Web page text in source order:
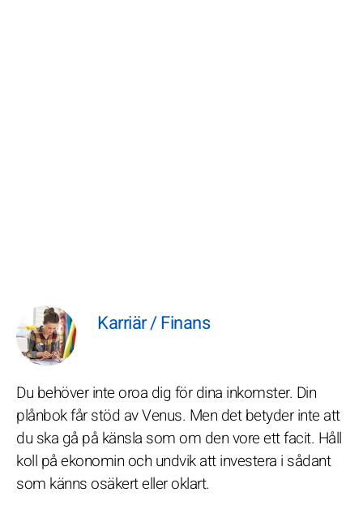
Karriär / Finans
Du behöver inte oroa dig för dina inkomster. Din
plånbok får stöd av Venus. Men det betyder inte att
du ska gå på känsla som om den vore ett facit. Håll
koll på ekonomin och undvik att investera i sådant
som känns osäkert eller oklart.